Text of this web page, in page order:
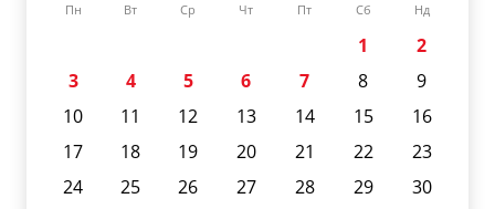
Пн Вт Ср Чт Пт Сб Нд
1
2
3
4 5 6 7 8
9
10
11 12 13 14 15
16
17
18 19 20 21 22
23
24
25 26 27 28 29
30